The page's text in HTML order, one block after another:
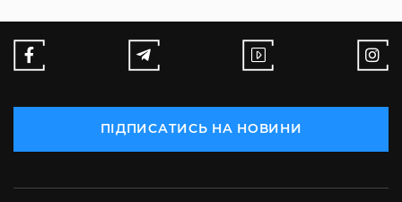
ПІДПИСАТИСЬ НА НОВИНИ